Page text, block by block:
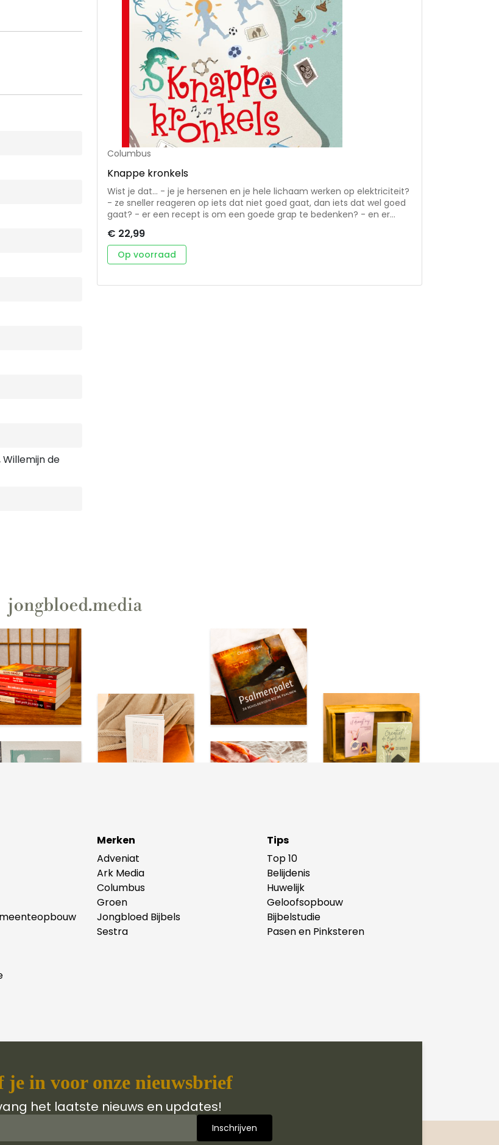
de
Columbus
Knappe kronkels
Wist je dat... - je je hersenen en je hele lichaam werken op elektriciteit?
- ze sneller reageren op iets dat niet goed gaat, dan iets dat wel goed
gaat? - er een recept is om een goede grap te bedenken? - en er
mee langs alle knappe kronkels die er in je hoofd verstopt zijn. Je
ontdekt wat je hersenen allemaal kunnen en hoe ze werken. Leuke
proefjes en opdrachten helpen hierbij, de prachtige illustraties nemen
kronkels van je en ontdek meer over jezelf. Voor kinderen vanaf 9 jaar.
€ 22,99
Op voorraad
Merken
Adveniat
Ark Media
Columbus
Groen
Jongbloed Bijbels
Sestra
Tips
Top 10
Belijdenis
Huwelijk
Geloofsopbouw
Bijbelstudie
Pasen en Pinksteren
je in voor onze nieuwsbrief
het laatste nieuws en updates!